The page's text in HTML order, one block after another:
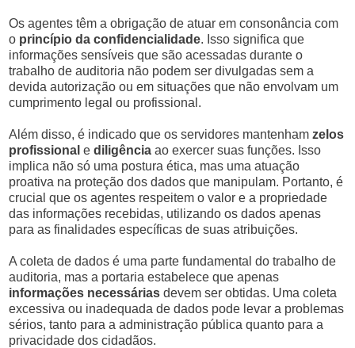
Os agentes têm a obrigação de atuar em consonância com
o princípio da confidencialidade. Isso significa que
informações sensíveis que são acessadas durante o
trabalho de auditoria não podem ser divulgadas sem a
devida autorização ou em situações que não envolvam um
cumprimento legal ou profissional.
Além disso, é indicado que os servidores mantenhamzelos
profissional ediligência ao exercer suas funções. Isso
implica não só uma postura ética, mas uma atuação
proativa na proteção dos dados que manipulam. Portanto, é
crucial que os agentes respeitem o valor e a propriedade
das informações recebidas, utilizando os dados apenas
para as finalidades específicas de suas atribuições.
A coleta de dados é uma parte fundamental do trabalho de
auditoria, mas a portaria estabelece que apenas
informações necessárias devem ser obtidas. Uma coleta
excessiva ou inadequada de dados pode levar a problemas
sérios, tanto para a administração pública quanto para a
privacidade dos cidadãos.